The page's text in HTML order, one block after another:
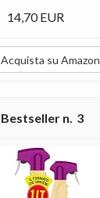
14,70 EUR
Acquista su Amazon
3